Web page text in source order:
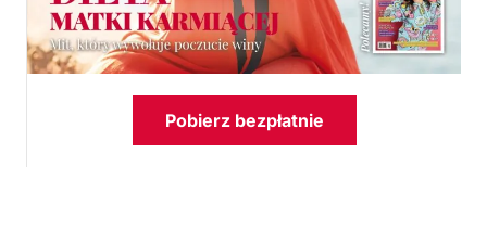
Pobierz bezpłatnie